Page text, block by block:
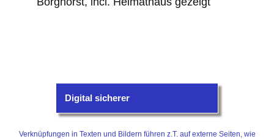
Digital sicherer
Verknüpfungen in Texten und Bildern führen z.T. auf externe Seiten, wie